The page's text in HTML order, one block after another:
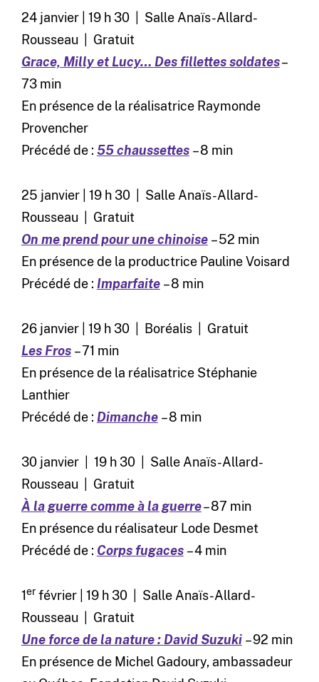
24 janvier | 19 h 30 | Salle Anaïs-Allard-
Rousseau | Gratuit
Grace, Milly et Lucy… Des fillettes soldates–
73 min
En présence de la réalisatrice Raymonde
Provencher
Précédé de : 55 chaussettes – 8 min
25 janvier | 19 h 30 | Salle Anaïs-Allard-
Rousseau | Gratuit
On me prend pour une chinoise – 52 min
En présence de la productrice Pauline Voisard
Précédé de : Imparfaite – 8 min
26 janvier | 19 h 30 | Boréalis | Gratuit
Les Fros – 71 min
En présence de la réalisatrice Stéphanie
Lanthier
Précédé de : Dimanche – 8 min
30 janvier | 19 h 30 | Salle Anaïs-Allard-
Rousseau | Gratuit
À la guerre comme à la guerre– 87 min
En présence du réalisateur Lode Desmet
Précédé de : Corps fugaces – 4 min
1erfévrier | 19 h 30 | Salle Anaïs-Allard-
Rousseau | Gratuit
Une force de la nature : David Suzuki – 92 min
En présence de Michel Gadoury, ambassadeur